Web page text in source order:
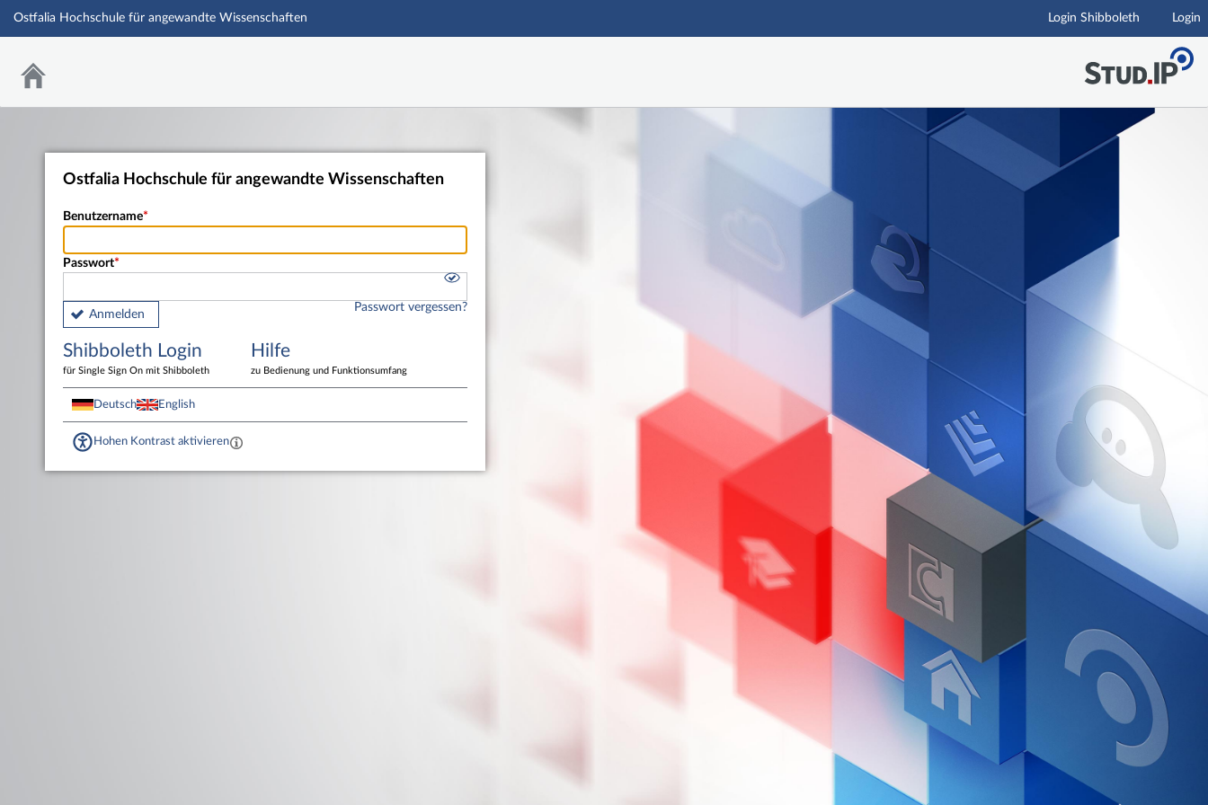
Hauptnavigation
Ostfalia Hochschule für angewandte Wissenschaften Login Shibboleth Login
Ostfalia Hochschule für angewandte Wissenschaften
Benutzername
Passwort
Anmelden
Passwort vergessen?
Shibboleth Login
für Single Sign On mit Shibboleth
Hilfe
zu Bedienung und Funktionsumfang
Deutsch English
Hohen Kontrast aktivieren